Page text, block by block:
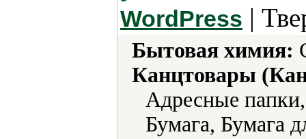
WordPress |
Бытовая химия:
Канцтовары
Адресные
Бумага, Бумага